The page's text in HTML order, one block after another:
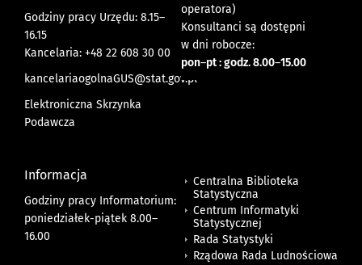
Godziny pracy Urzędu: 8.15–
16.15
Kancelaria: +48 22 608 30 00
kancelariaogolnaGUS@stat.gov.pl
Elektroniczna Skrzynka
Podawcza
operatora)
Konsultanci są dostępni
w dni robocze:
pon–pt : godz. 8.00–15.00
Informacja
Godziny pracy Informatorium:
poniedziałek-piątek 8.00–
16.00
Centralna Biblioteka
Statystyczna
Centrum Informatyki
Statystycznej
Rada Statystyki
Rządowa Rada Ludnościowa